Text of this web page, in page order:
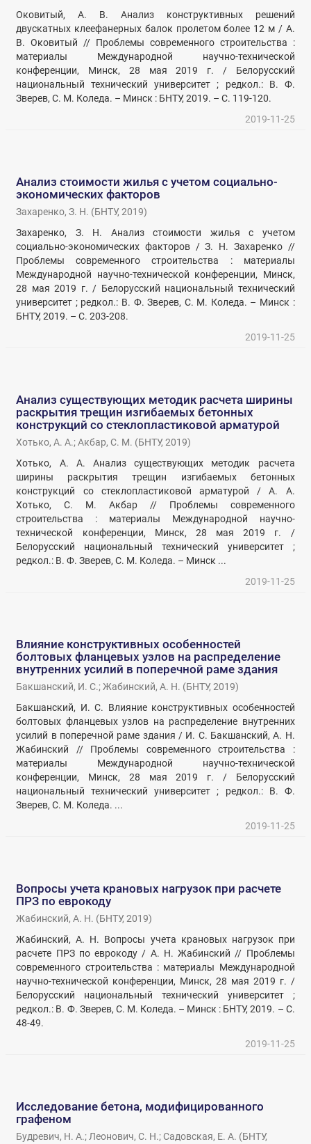
Оковитый, А. В. Анализ конструктивных решений
двускатных клеефанерных балок пролетом более 12 м / А.
В. Оковитый // Проблемы современного строительства :
материалы Международной научно-технической
конференции, Минск, 28 мая 2019 г. / Белорусский
национальный технический университет ; редкол.: В. Ф.
Зверев, С. М. Коледа. – Минск : БНТУ, 2019. – С. 119-120.
2019-11-25
Анализ стоимости жилья с учетом социально-
экономических факторов
Захаренко, З. Н. (БНТУ,2019)
Захаренко, З. Н. Анализ стоимости жилья с учетом
социально-экономических факторов / З. Н. Захаренко //
Проблемы современного строительства : материалы
Международной научно-технической конференции, Минск,
28 мая 2019 г. / Белорусский национальный технический
университет ; редкол.: В. Ф. Зверев, С. М. Коледа. – Минск :
БНТУ, 2019. – С. 203-208.
2019-11-25
Анализ существующих методик расчета ширины
раскрытия трещин изгибаемых бетонных
конструкций со стеклопластиковой арматурой
Хотько, А. А.;Акбар, С. М. (БНТУ,2019)
Хотько, А. А. Анализ существующих методик расчета
ширины раскрытия трещин изгибаемых бетонных
конструкций со стеклопластиковой арматурой / А. А.
Хотько, С. М. Акбар // Проблемы современного
строительства : материалы Международной научно-
технической конференции, Минск, 28 мая 2019 г. /
Белорусский национальный технический университет ;
редкол.: В. Ф. Зверев, С. М. Коледа. – Минск ...
2019-11-25
Влияние конструктивных особенностей
болтовых фланцевых узлов на распределение
внутренних усилий в поперечной раме здания
Бакшанский, И. С.;Жабинский, А. Н. (БНТУ,2019)
Бакшанский, И. С. Влияние конструктивных особенностей
болтовых фланцевых узлов на распределение внутренних
усилий в поперечной раме здания / И. С. Бакшанский, А. Н.
Жабинский // Проблемы современного строительства :
материалы Международной научно-технической
конференции, Минск, 28 мая 2019 г. / Белорусский
национальный технический университет ; редкол.: В. Ф.
Зверев, С. М. Коледа. ...
2019-11-25
Вопросы учета крановых нагрузок при расчете
ПРЗ по еврокоду
Жабинский, А. Н. (БНТУ,2019)
Жабинский, А. Н. Вопросы учета крановых нагрузок при
расчете ПРЗ по еврокоду / А. Н. Жабинский // Проблемы
современного строительства : материалы Международной
научно-технической конференции, Минск, 28 мая 2019 г. /
Белорусский национальный технический университет ;
редкол.: В. Ф. Зверев, С. М. Коледа. – Минск : БНТУ, 2019. – С.
48-49.
2019-11-25
Исследование бетона, модифицированного
графеном
Будревич, Н. А.; Леонович, С. Н.; Садовская, Е. А. (БНТУ,